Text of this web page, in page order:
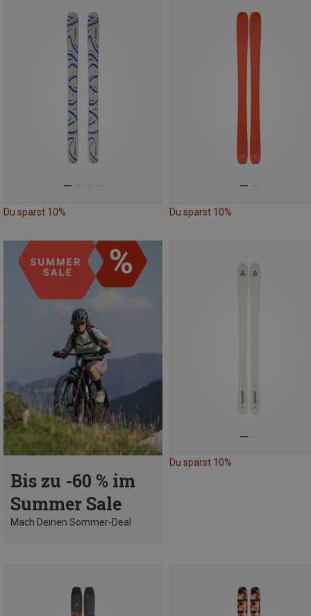
Du sparst 10% Du sparst 10%
Bis zu -60 % im
Summer Sale
Mach Deinen Sommer-Deal
Du sparst 10%